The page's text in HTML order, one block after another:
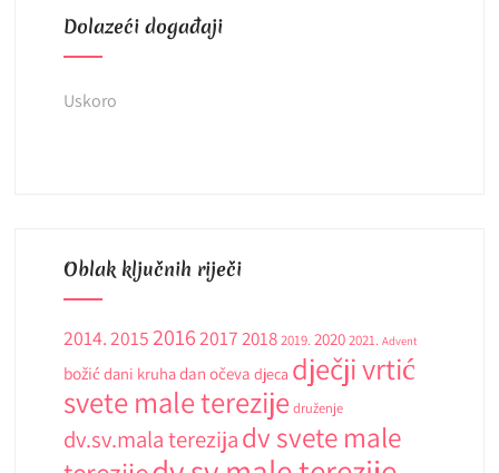
Dolazeći događaji
Uskoro
Oblak ključnih riječi
2014.2015201620172018 2019. 2020 2021. Advent
božić dani kruhadan očeva djeca dječji vrtić
svete male terezije druženje
dv.sv.mala terezijadv svete male